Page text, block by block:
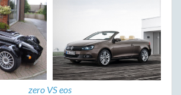
zero VS eos